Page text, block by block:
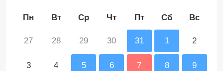
Пн Вт Ср Чт Пт Сб Вс
27 28 29 30 31 1 2
3 4 5 6 7 8 9